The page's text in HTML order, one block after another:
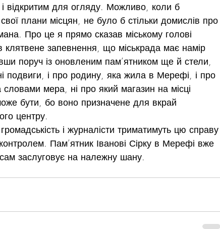
відкритим для огляду. Можливо, коли б
плани місцян, не було б стільки домислів про
Про це я прямо сказав міському голові
клятвене запевнення, що міськрада має намір
поруч із оновленим пам’ятником ще й стели,
подвиги, і про родину, яка жила в Мерефі, і про
мера, ні про який магазин на місці
бути, бо воно призначене для вкрай
центру.
і журналісти триматимуть цю справу
Пам’ятник Іванові Сірку в Мерефі вже
заслуговує на належну шану.